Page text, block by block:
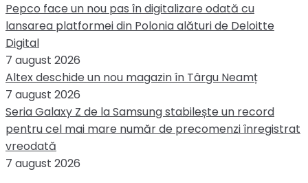
Pepco face un nou pas în digitalizare odată cu
lansarea platformei din Polonia alături de Deloitte
Digital
7 august 2026
Altex deschide un nou magazin în Târgu Neamț
7 august 2026
Seria Galaxy Z de la Samsung stabilește un record
pentru cel mai mare număr de precomenzi înregistrat
vreodată
7 august 2026